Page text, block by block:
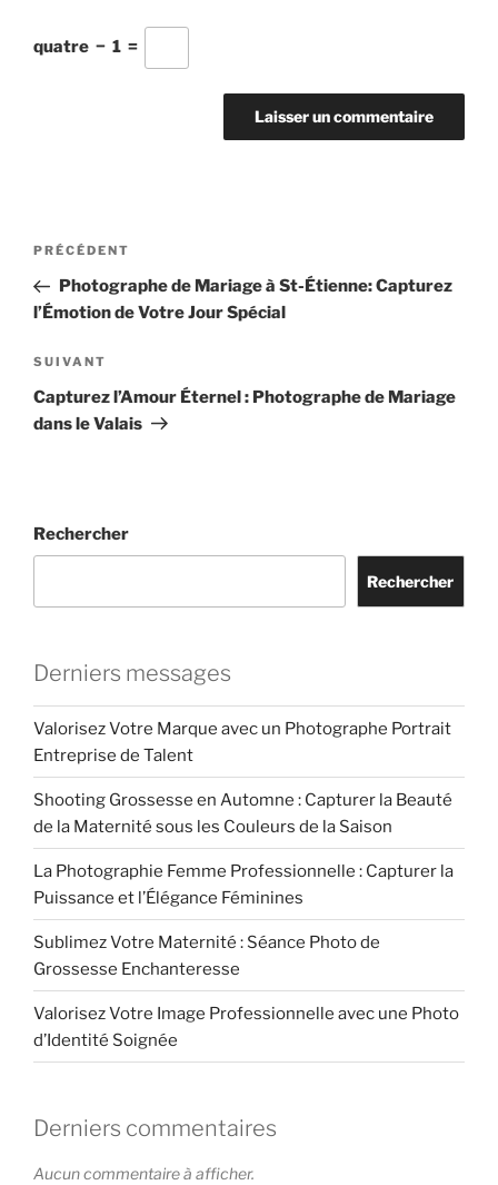
quatre − 1 =
Navigation
l’article
Article
précédent
PRÉCÉDENT
Photographe de Mariage à St-Étienne: Capturez
l’Émotion de Votre Jour Spécial
Article
suivant
SUIVANT
Capturez l’Amour Éternel : Photographe de Mariage
dans le Valais
Rechercher
Rechercher
Derniers messages
Valorisez Votre Marque avec un Photographe Portrait
Entreprise de Talent
Shooting Grossesse en Automne : Capturer la Beauté
de la Maternité sous les Couleurs de la Saison
La Photographie Femme Professionnelle : Capturer la
Puissance et l’Élégance Féminines
Sublimez Votre Maternité : Séance Photo de
Grossesse Enchanteresse
Valorisez Votre Image Professionnelle avec une Photo
d’Identité Soignée
Derniers commentaires
Aucun commentaire à afficher.